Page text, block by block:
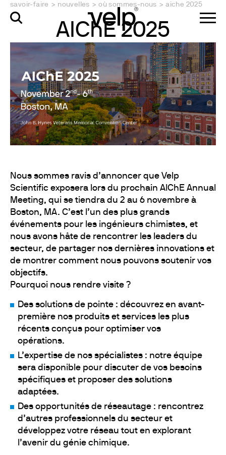
savoir-faire > nouvelles > où sommes-nous > aiche 2025
AIChE 2025
Nous sommes ravis d’annoncer que Velp
Scientific exposera lors du prochain AIChE Annual
Meeting, qui se tiendra du 2 au 6 novembre à
Boston, MA. C’est l’un des plus grands
événements pour les ingénieurs chimistes, et
nous avons hâte de rencontrer les leaders du
secteur, de partager nos dernières innovations et
de montrer comment nous pouvons soutenir vos
objectifs.
Pourquoi nous rendre visite ?
Des solutions de pointe : découvrez en avant-
première nos produits et services les plus
récents conçus pour optimiser vos
opérations.
L’expertise de nos spécialistes : notre équipe
sera disponible pour discuter de vos besoins
spécifiques et proposer des solutions
adaptées.
Des opportunités de réseautage : rencontrez
d’autres professionnels du secteur et
développez votre réseau tout en explorant
l’avenir du génie chimique.